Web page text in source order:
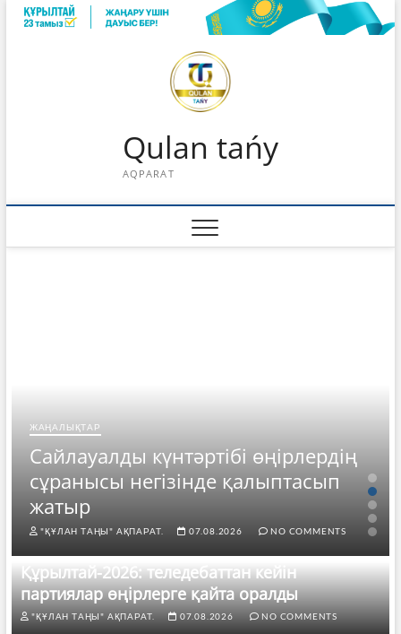
Skip
Qulan tańy
AQPARAT
ЖАҢАЛЫҚТАР
Сайлауалды күнтәртібі өңірлердің
сұранысы негізінде қалыптасып
жатыр
"ҚҰЛАН ТАҢЫ" АҚПАРАТ. 07.08.2026 NO COMMENTS
Құрылтай-2026: теледебаттан кейін
партиялар өңірлерге қайта оралды
"ҚҰЛАН ТАҢЫ" АҚПАРАТ. 07.08.2026 NO COMMENTS